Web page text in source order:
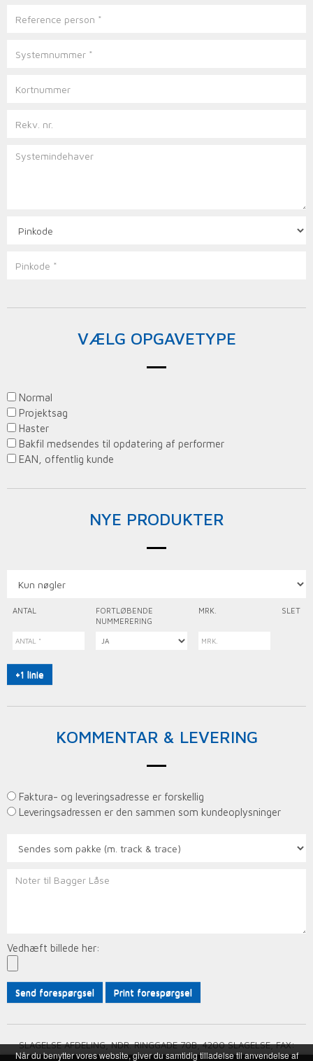
VÆLG OPGAVETYPE
Normal
Projektsag
Haster
Bakfil medsendes til opdatering af performer
EAN, offentlig kunde
NYE PRODUKTER
ANTAL
FORTLØBENDE
NUMMERERING
MRK. SLET
+1 linie
KOMMENTAR & LEVERING
Faktura- og leveringsadresse er forskellig
Leveringsadressen er den sammen som kundeoplysninger
Vedhæft billede her:
Send forespørgsel Print forespørgsel
SLAGELSE AFDELING, NDR. RINGGADE 70B, 4200 SLAGELSE, FAX:
58534865, E-MAIL:NOGLE@BAGGER-LAASE.DK
Når du benytter vores website, giver du samtidig tilladelse til anvendelse af